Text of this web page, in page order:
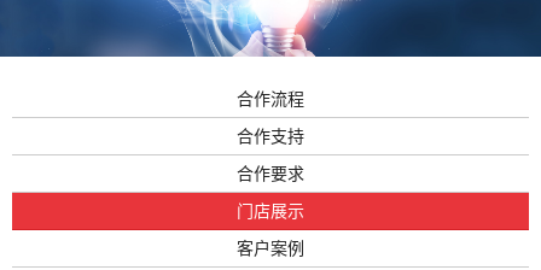
合作流程
合作支持
合作要求
门店展示
客户案例